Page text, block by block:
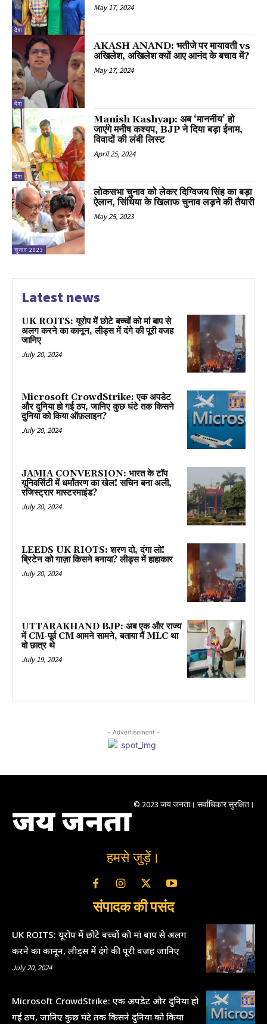
देश
May 17, 2024
देश
AKASH ANAND: भतीजे पर मायावती vs
अखिलेश, अखिलेश क्यों आए आनंद के बचाव में?
May 17, 2024
देश
Manish Kashyap: अब ‘माननीय’ हो
जाएंगे मनीष कश्यप, BJP ने दिया बड़ा ईनाम,
विवादों की लंबी लिस्ट
April 25, 2024
चुनाव 2023
लोकसभा चुनाव को लेकर दिग्विजय सिंह का बड़ा
ऐलान, सिंधिया के खिलाफ चुनाव लड़ने की तैयारी
May 25, 2023
Latest news
UK ROITS: यूरोप में छोटे बच्चों को मां बाप से
अलग करने का कानून, लीड्स में दंगे की पूरी वजह
जानिए
July 20, 2024
Microsoft CrowdStrike: एक अपडेट
और दुनिया हो गई ठप, जानिए कुछ घंटे तक किसने
दुनिया को किया ऑफ़लाइन?
July 20, 2024
JAMIA CONVERSION: भारत के टॉप
यूनिवर्सिटी में धर्मांतरण का खेल! सचिन बना अली,
रजिस्ट्रार मास्टरमाइंड?
July 20, 2024
LEEDS UK RIOTS: शरण दो, दंगा लो!
ब्रिटेन को गाज़ा किसने बनाया? लीड्स में हाहाकार
July 20, 2024
UTTARAKHAND BJP: अब एक और राज्य
में CM-पूर्व CM आमने सामने, बताया मैं MLC था
वो छात्र थे
July 19, 2024
- Advertisement -
जय जनता © 2023 जय जनता। सर्वाधिकार सुरक्षित।
हमसे जुड़ें।
संपादक की पसंद
UK ROITS: यूरोप में छोटे बच्चों को मां बाप से अलग
करने का कानून, लीड्स में दंगे की पूरी वजह जानिए
July 20, 2024
Microsoft CrowdStrike: एक अपडेट और दुनिया हो
गई ठप, जानिए कुछ घंटे तक किसने दुनिया को किया